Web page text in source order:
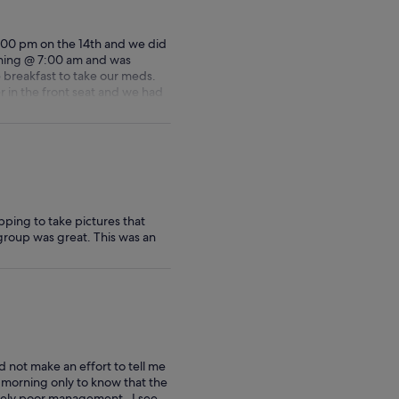
selecteren
pm on the 14th and we did
@ 7:00 am and was
to take our meds.
in the front seat and we had
1 of us has a hernia. The
used a lot on all our tours
to take pictures that
was great. This was an
not make an effort to tell me
only to know that the